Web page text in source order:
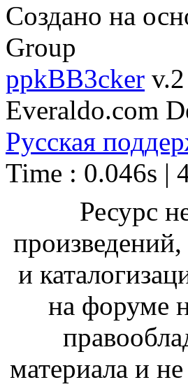
Создано на
Group
ppkBB3cker
Everaldo.com
Русская
Time : 0.046s |
Ресурс
и
на форуме
материала и